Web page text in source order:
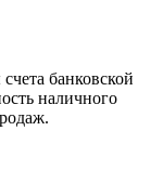
банковской
наличного